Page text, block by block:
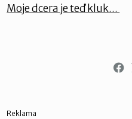
Moje dcera je teď kluk...
Reklama